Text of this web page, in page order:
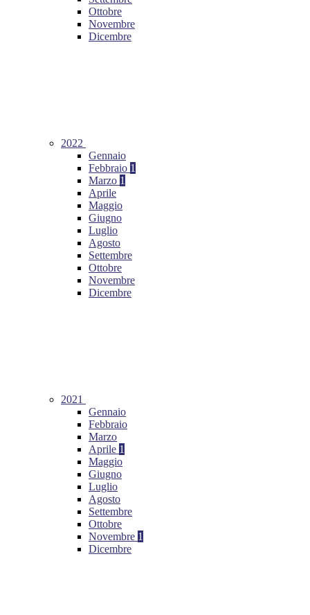
Ottobre
Novembre
Dicembre
2022
Gennaio
Febbraio 1
Marzo 1
Aprile
Maggio
Giugno
Luglio
Agosto
Settembre
Ottobre
Novembre
Dicembre
2021
Gennaio
Febbraio
Marzo
Aprile 1
Maggio
Giugno
Luglio
Agosto
Settembre
Ottobre
Novembre 1
Dicembre